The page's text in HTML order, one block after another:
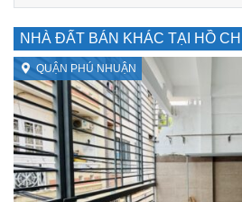
NHÀ ĐẤT BÁN KHÁC TẠI HỒ
QUẬN PHÚ NHUẬN